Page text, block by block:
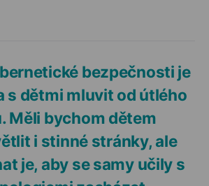
bezpečnosti je
s dětmi mluvit od útlého
Měli bychom dětem
i stinné stránky, ale
je, aby se samy učily s